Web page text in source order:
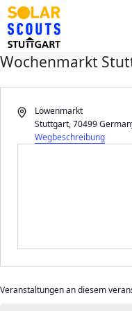
Zum
Inhalt
springen
BEZIRKSGRUPPEN
Wochenmarkt
AdresseLöwenmarkt
Stuttgart,70499
Wegbeschreibung
Veranstaltungen an diesem